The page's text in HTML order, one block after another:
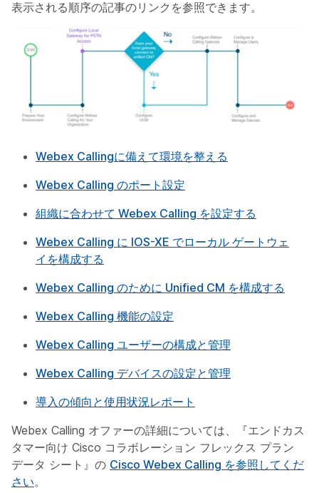
表示される順序の記事のリンクを参照できます。
Webex Callingに備えて環境を整える
Webex Calling のポート設定
組織に合わせて Webex Calling を設定する
Webex Calling に IOS-XE でローカル ゲートウェ
イを構成する
Webex Calling のために Unified CM を構成する
Webex Calling 機能の設定
Webex Calling ユーザーの構成と管理
Webex Calling デバイスの設定と管理
導入の傾向と使用状況レポート
Webex Calling オファーの詳細については、『エンドカス
タマー向け Cisco コラボレーション フレックス プラン
データ シート』の Cisco Webex Calling を参照してくだ
さい。